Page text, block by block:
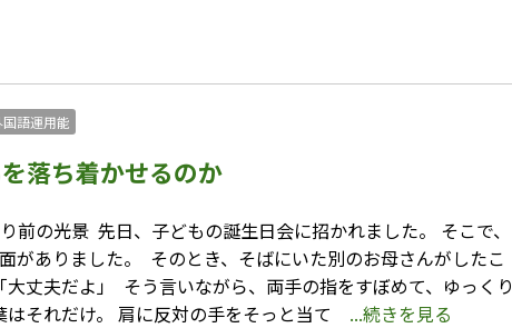
語運用能
落ち着かせるのか
前の光景 ⁡ 先日、子どもの誕生日会に招かれました。 そこで、
がありました。 ⁡ そのとき、そばにいた別のお母さんがしたこ
丈夫だよ」 ⁡ そう言いながら、両手の指をすぼめて、ゆっくり
それだけ。 肩に反対の手をそっと当て ...続きを見る